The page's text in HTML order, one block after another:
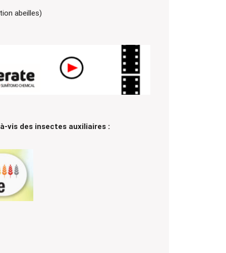
abeilles)
vis des insectes auxiliaires :